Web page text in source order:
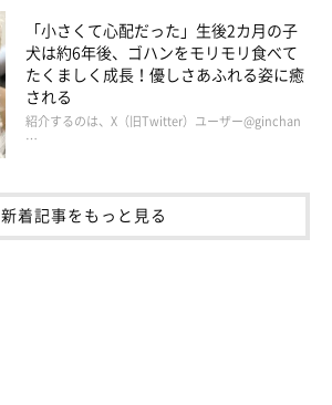
「小さくて心配だった」生後2カ月の子
犬は約6年後、ゴハンをモリモリ食べて
たくましく成長！優しさあふれる姿に癒
される
紹介するのは、X（旧Twitter）ユーザー@ginchan
…
新着記事をもっと見る